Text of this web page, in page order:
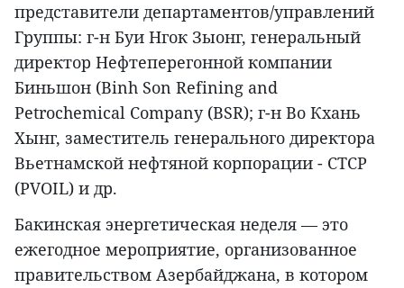
представители департаментов/управлений
Группы: г-н Буи Нгок Зыонг, генеральный
директор Нефтеперегонной компании
Биньшон (Binh Son Refining and
Petrochemical Company (BSR); г-н Во Кхань
Хынг, заместитель генерального директора
Вьетнамской нефтяной корпорации - CTCP
(PVOIL) и др.
Бакинская энергетическая неделя — это
ежегодное мероприятие, организованное
правительством Азербайджана, в котором